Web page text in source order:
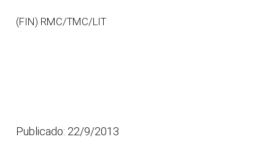
(FIN) RMC/TMC/LIT
Publicado: 22/9/2013